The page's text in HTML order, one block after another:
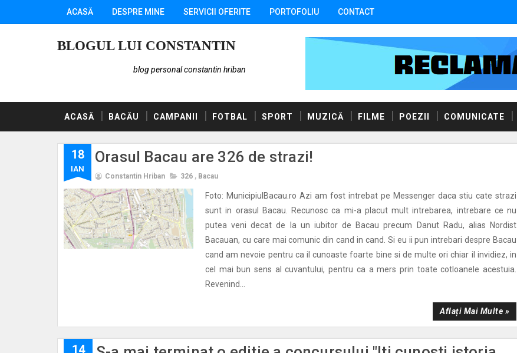
ACASĂ DESPRE MINE SERVICII OFERITE PORTOFOLIU CONTACT
BLOGUL LUI CONSTANTIN
blog personal constantin hriban
ACASĂ BACĂU CAMPANII FOTBAL SPORT MUZICĂ FILME POEZII COMUNICATE
18
IAN
Orasul Bacau are 326 de strazi!
Constantin Hriban 326 , Bacau
Foto: MunicipiulBacau.ro Azi am fost intrebat pe Messenger daca stiu cate strazi
sunt in orasul Bacau. Recunosc ca mi-a placut mult intrebarea, intrebare ce nu
putea veni decat de la un iubitor de Bacau precum Danut Radu, alias Nordist
Bacauan, cu care mai comunic din cand in cand. Si eu ii pun intrebari despre Bacau
cand am nevoie pentru ca il cunoaste foarte bine si de multe ori chiar il invidiez, in
cel mai bun sens al cuvantului, pentru ca a mers prin toate cotloanele acestuia.
Revenind...
Aflați Mai Multe »
14